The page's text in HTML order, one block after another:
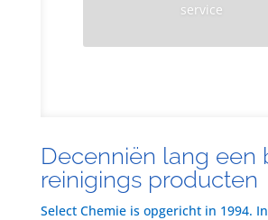
service
Decenniën lang een
reinigings producten
Select Chemie is opgericht in 1994.